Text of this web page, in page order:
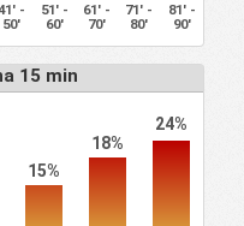
-
50'
51' -
60'
61' -
70'
71' -
80'
81' -
90'
15 min
15%
18%
24%